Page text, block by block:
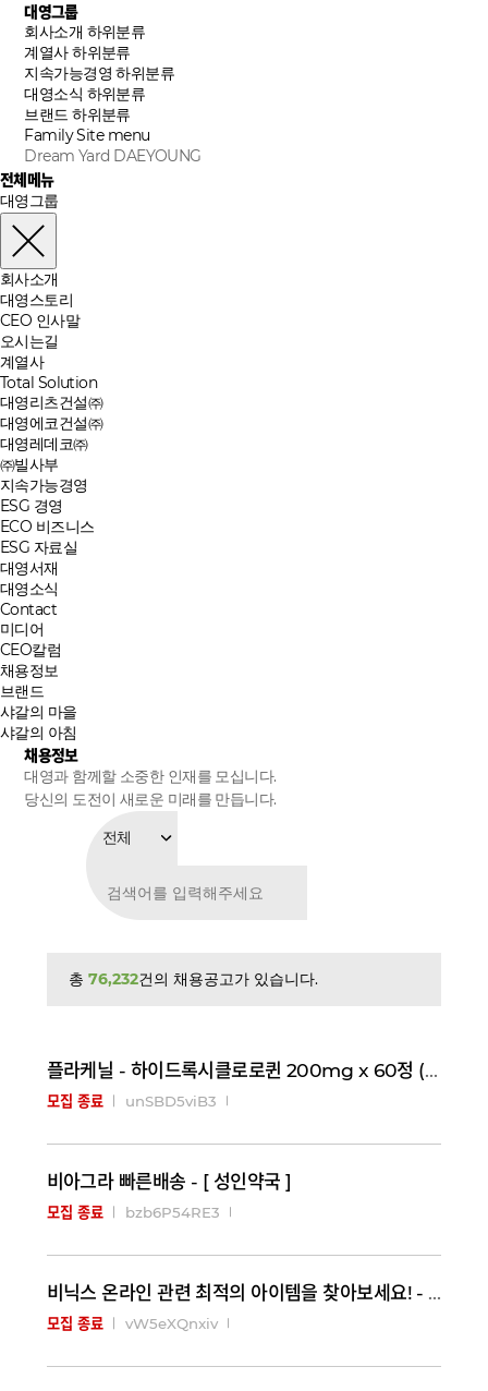
대영그룹
회사소개 하위분류
계열사하위분류
지속가능경영 하위분류
대영소식 하위분류
브랜드 하위분류
Family Site menu
Dream Yard DAEYOUNG
전체메뉴
대영그룹
회사소개
대영스토리
CEO 인사말
오시는길
계열사
Total Solution
대영리츠건설㈜
대영에코건설㈜
대영레데코㈜
㈜빌사부
지속가능경영
ESG 경영
ECO 비즈니스
ESG 자료실
대영서재
대영소식
Contact
미디어
CEO칼럼
채용정보
브랜드
샤갈의 마을
샤갈의 아침
채용정보
대영과 함께할 소중한 인재를 모십니다.
당신의 도전이 새로운 미래를 만듭니다.
총 76,232건의 채용공고가 있습니다.
플라케닐 - 하이드록시클로로퀸 200mg x 60정 (항말라리아제) 구매대행 - 러시아 약, 의약품 전문 …
모집 종료 unSBD5viB3
비아그라 빠른배송 - [ 성인약국 ]
모집 종료 bzb6P54RE3
비닉스 온라인 관련 최적의 아이템을 찾아보세요! - 정력원
모집 종료 vW5eXQnxiv